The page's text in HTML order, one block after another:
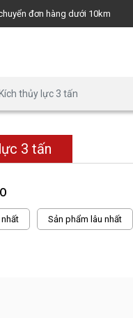
đơn hàng dưới 10km
Kích thủy lực 3 tấn
3 tấn
Sản phẩm lâu nhất